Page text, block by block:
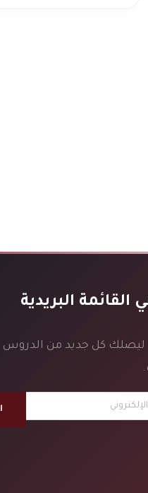
البريدية
ليصلك كل جديد من الدروس